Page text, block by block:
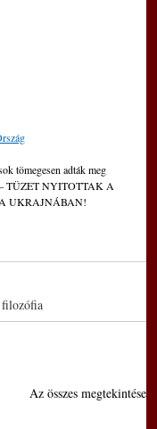
filozófia
tömegesen adták meg
TÜZET NYITOTTAK A
UKRAJNÁBAN!
Az összes megtekintése